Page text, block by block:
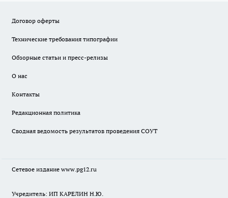
Договор оферты
Технические требования типографии
Обзорные статьи и пресс-релизы
О нас
Контакты
Редакционная политика
Сводная ведомость результатов проведения СОУТ
Сетевое издание www.pg12.ru
Учредитель: ИП КАРЕЛИН Н.Ю.